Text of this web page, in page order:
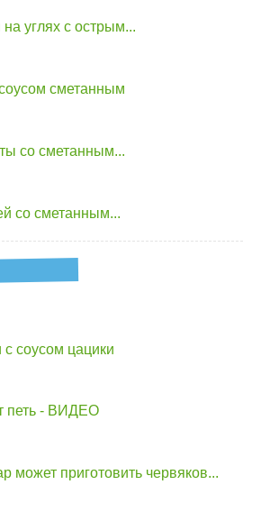
углях с острым...
сметанным
со сметанным...
со сметанным...
соусом цацики
петь - ВИДЕО
может приготовить червяков...